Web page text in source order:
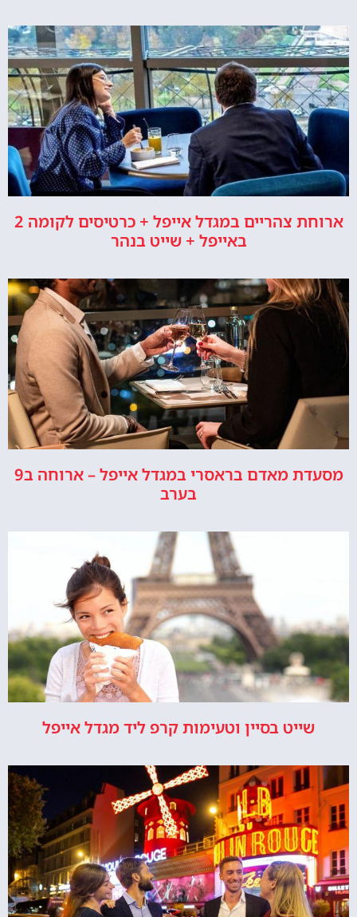
ארוחת צהריים במגדל אייפל + כרטיסים לקומה 2
באייפל + שייט בנהר
מסעדת מאדם בראסרי במגדל אייפל – ארוחה ב9
בערב
שייט בסיין וטעימות קרפ ליד מגדל אייפל